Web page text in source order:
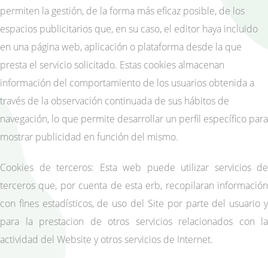
permiten la gestión, de la forma más eficaz posible, de los
espacios publicitarios que, en su caso, el editor haya incluido
en una página web, aplicación o plataforma desde la que
presta el servicio solicitado. Estas cookies almacenan
información del comportamiento de los usuarios obtenida a
través de la observación continuada de sus hábitos de
navegación, lo que permite desarrollar un perfil específico para
mostrar publicidad en función del mismo.
Cookies de terceros: Esta web puede utilizar servicios de
terceros que, por cuenta de esta erb, recopilaran información
con fines estadísticos, de uso del Site por parte del usuario y
para la prestacion de otros servicios relacionados con la
actividad del Website y otros servicios de Internet.